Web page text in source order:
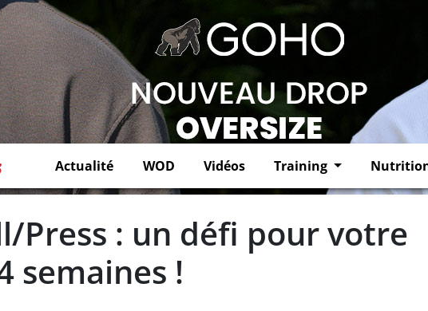
Actualité WOD Vidéos Training
Press : un défi pour votre
semaines !